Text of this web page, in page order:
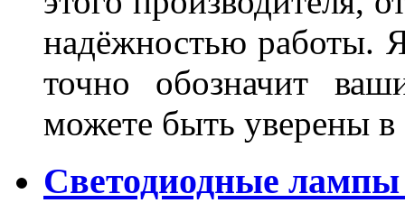
надёжностью работы.
точно обозначит
можете быть уверены
Светодиодные